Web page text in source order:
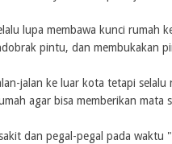
lupa membawa kunci rumah
pintu, dan membukakan
jalan ke luar kota tetapi
agar bisa memberikan mata
dan pegal-pegal pada